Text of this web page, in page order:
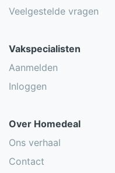
Veelgestelde vragen
Vakspecialisten
Aanmelden
Inloggen
Over Homedeal
Ons verhaal
Contact